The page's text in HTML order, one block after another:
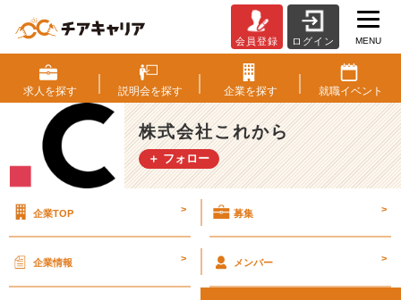
の
内
定
先
で
本
い
の？」
て、
会員登録 ログイン MENU
求人を探す 説明会を探す 企業を探す 就職イベント
株式会社これから
＋ フォロー
企業TOP > 募集 >
企業情報 > メンバー >